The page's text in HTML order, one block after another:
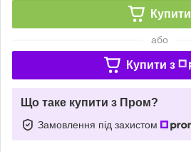
Купити
або
Купити з
Що таке купити з Пром?
Замовлення під захистом